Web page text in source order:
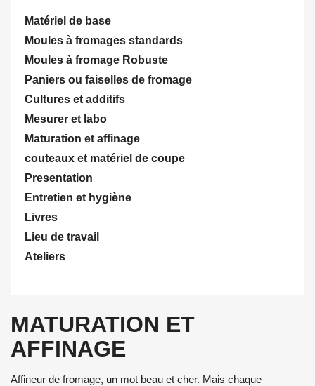
Matériel de base
Moules à fromages standards
Moules à fromage Robuste
Paniers ou faiselles de fromage
Cultures et additifs
Mesurer et labo
Maturation et affinage
couteaux et matériel de coupe
Presentation
Entretien et hygiène
Livres
Lieu de travail
Ateliers
MATURATION ET
AFFINAGE
Affineur de fromage, un mot beau et cher. Mais chaque